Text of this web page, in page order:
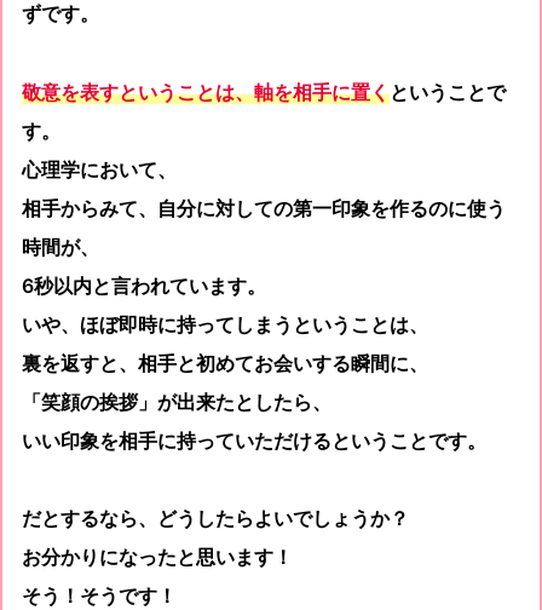
ずです。
敬意を表すということは、軸を相手に置くということで
す。
心理学において、
相手からみて、自分に対しての第一印象を作るのに使う
時間が、
6秒以内と言われています。
いや、ほぼ即時に持ってしまうということは、
裏を返すと、相手と初めてお会いする瞬間に、
「笑顔の挨拶」が出来たとしたら、
いい印象を相手に持っていただけるということです。
だとするなら、どうしたらよいでしょうか？
お分かりになったと思います！
そう！そうです！